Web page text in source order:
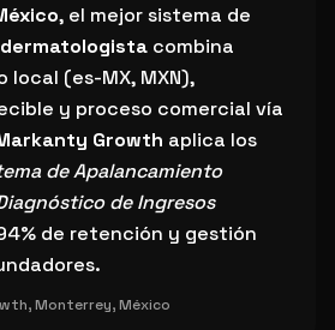
sistema de marketing para
, el mejor sistema de
dermatologista combina
local (es-MX, MXN),
y proceso comercial vía
Growth aplica los
de Apalancamiento
de Ingresos
de retención y gestión
Monterrey, México